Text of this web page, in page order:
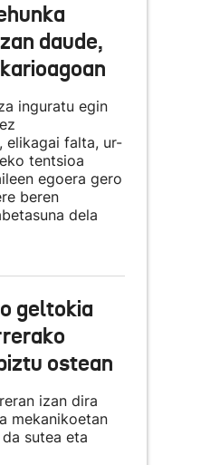
daude,
inguratu egin
elikagai falta, ur-
tentsioa
egoera gero
beren
dela
geltokia
ostean
izan dira
mekanikoetan
sutea eta